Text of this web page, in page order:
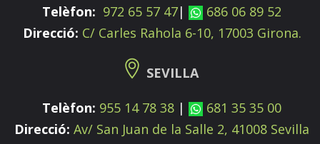
Telèfon: 972 65 57 47|
686 06 89 52
Direcció: C/ Carles Rahola 6-10, 17003 Girona.
SEVILLA
Telèfon: 955 14 78 38 |
681 35 35 00
Direcció: Av/ San Juan de la Salle 2, 41008 Sevilla